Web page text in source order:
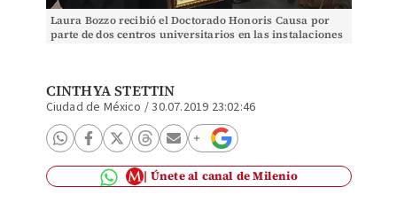
Laura Bozzo recibió el Doctorado Honoris Causa por
parte de dos centros universitarios en las instalaciones
CINTHYA STETTIN
Ciudad de México /30.07.2019 23:02:46
Únete al canal de Milenio